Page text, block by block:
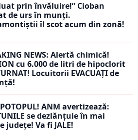
prin învăluire!” Cioban
de urs în munți.
îl scot acum din zonă!
NEWS: Alertă chimică!
cu 6.000 de litri de hipoclorit
Locuitorii EVACUAȚI de
ANM avertizează:
se dezlănțuie în mai
județe! Va fi JALE!